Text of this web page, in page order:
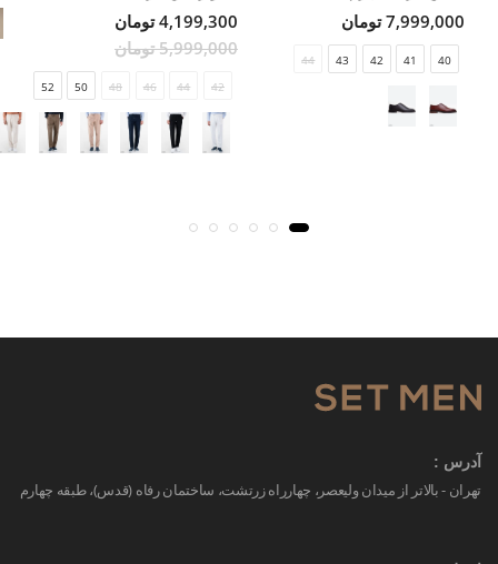
7,999,000 تومان
40
41
42
43
44
4,199,300 تومان
5,999,000 تومان
42
44
46
48
50
52
آدرس :
تهران - بالاتر از میدان ولیعصر، چهارراه زرتشت، ساختمان رفاه (قدس)، طبقه چهارم